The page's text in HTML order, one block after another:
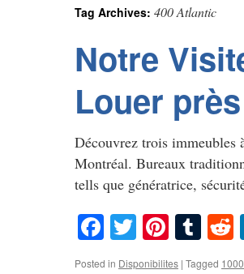
Tag Archives: 400 Atlantic
Notre
Louer
Découvrez trois immeubles
Montréal. Bureaux
tells que génératrice,
Facebook
Twitter
Posted in Disponibilites | Tagged